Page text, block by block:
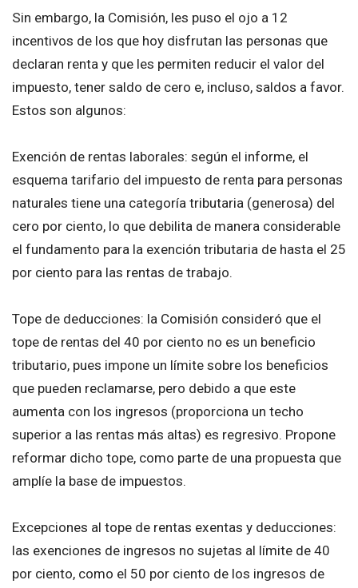
Sin embargo, la Comisión, les puso el ojo a 12
incentivos de los que hoy disfrutan las personas que
declaran renta y que les permiten reducir el valor del
impuesto, tener saldo de cero e, incluso, saldos a favor.
Estos son algunos:
Exención de rentas laborales: según el informe, el
esquema tarifario del impuesto de renta para personas
naturales tiene una categoría tributaria (generosa) del
cero por ciento, lo que debilita de manera considerable
el fundamento para la exención tributaria de hasta el 25
por ciento para las rentas de trabajo.
Tope de deducciones: la Comisión consideró que el
tope de rentas del 40 por ciento no es un beneficio
tributario, pues impone un límite sobre los beneficios
que pueden reclamarse, pero debido a que este
aumenta con los ingresos (proporciona un techo
superior a las rentas más altas) es regresivo. Propone
reformar dicho tope, como parte de una propuesta que
amplíe la base de impuestos.
Excepciones al tope de rentas exentas y deducciones:
las exenciones de ingresos no sujetas al límite de 40
por ciento, como el 50 por ciento de los ingresos de